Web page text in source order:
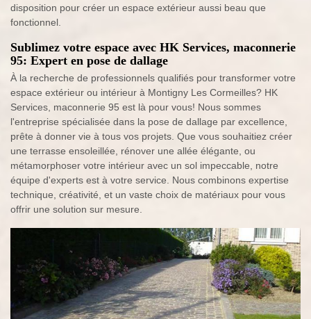
disposition pour créer un espace extérieur aussi beau que
fonctionnel.
Sublimez votre espace avec HK Services, maconnerie
95: Expert en pose de dallage
À la recherche de professionnels qualifiés pour transformer votre
espace extérieur ou intérieur à Montigny Les Cormeilles? HK
Services, maconnerie 95 est là pour vous! Nous sommes
l'entreprise spécialisée dans la pose de dallage par excellence,
prête à donner vie à tous vos projets. Que vous souhaitiez créer
une terrasse ensoleillée, rénover une allée élégante, ou
métamorphoser votre intérieur avec un sol impeccable, notre
équipe d'experts est à votre service. Nous combinons expertise
technique, créativité, et un vaste choix de matériaux pour vous
offrir une solution sur mesure.